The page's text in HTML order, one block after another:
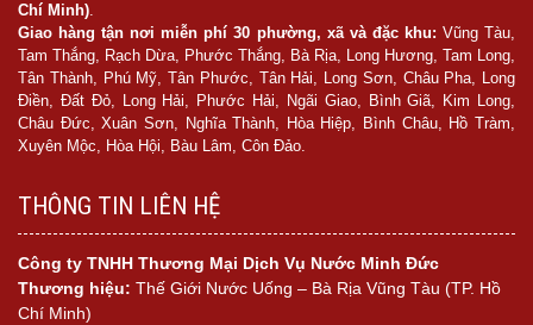
Chí Minh).
Giao hàng tận nơi miễn phí 30 phường, xã và đặc khu: Vũng Tàu,
Tam Thắng, Rạch Dừa, Phước Thắng, Bà Rịa, Long Hương, Tam Long,
Tân Thành, Phú Mỹ, Tân Phước, Tân Hải, Long Sơn, Châu Pha, Long
Điền, Đất Đỏ, Long Hải, Phước Hải, Ngãi Giao, Bình Giã, Kim Long,
Châu Đức, Xuân Sơn, Nghĩa Thành, Hòa Hiệp, Bình Châu, Hồ Tràm,
Xuyên Mộc, Hòa Hội, Bàu Lâm, Côn Đảo.
THÔNG TIN LIÊN HỆ
Công ty TNHH Thương Mại Dịch Vụ Nước Minh Đức
Thương hiệu: Thế Giới Nước Uống – Bà Rịa Vũng Tàu (TP. Hồ
Chí Minh)